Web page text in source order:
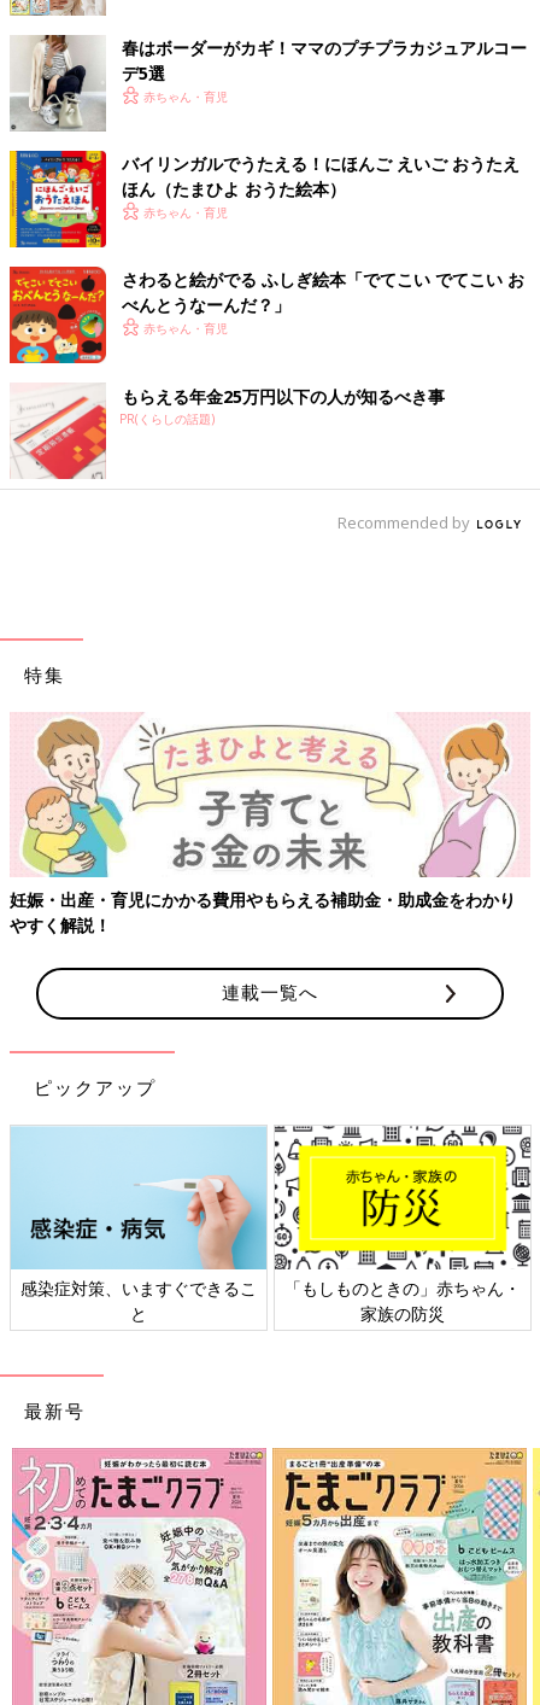
出典：Instagramアカウント「risa_1113_wear」
riSa.さんは大人っぽいラフコーデで。マウンテンパーカーはリッ
プスターでゲット。ロゴTと黒のパンツでシンプルカジュアルに
まとめたそう。モノトーンコーデが好きとのことで、とってもお
似合いです！まだ肌寒い時期にも着られそうなコーデですね。
ピンクカラーで親子リンクコーデ
Annaさんはこちらの春らしいカジュアルコーデを。ユニクロの
コットンロングシャツテールTとナイキのシューズが春らしく爽
デ、とっても素敵です！
脱ぎ履きラクラク♪たまひよgrammerた
ちの#お気に入りのシューズ
脱ぎ履きラクラク♪たまひよgrammerたちの#
お気に入りのシューズ 外出自粛が続き気軽にお
出かけができない昨今ですが、必要最低限のお
買い物のときぐらいはおしゃれを楽しみたいで
すよね。今回はたまひよgrammer たちの#お気
に入りのシューズをご紹介します。妊娠中・子
育て中、どちらの方が見ても参考になるアイテ
ママのカジュアル公園コーデはどれもオシャレで素敵でしたね。
シンプルな組み合わせだったので気軽にマネしやすいところもポ
どたくさんお出かけしてみてくださいね。
(文・水川ちさ)
※記事内容でご紹介している投稿、リンク先は、削除される場合
があります。あらかじめご了承ください。
※記事の内容は記載当時の情報であり、現在と異なる場合があり
ます。
春はボーダーがカギ！ママのプチプラカジュアルコー
デ5選
赤ちゃん・育児
バイリンガルでうたえる！にほんご えいご おうたえ
ほん（たまひよ おうた絵本）
赤ちゃん・育児
さわると絵がでる ふしぎ絵本「でてこい でてこい お
べんとうなーんだ？」
赤ちゃん・育児
もらえる年金25万円以下の人が知るべき事
PR(くらしの話題)
Recommended by
特集
妊娠・出産・育児にかかる費用やもらえる補助金・助成金をわかり
やすく解説！
連載一覧へ
ピックアップ
感染症対策、いますぐできるこ
と
「もしものときの」赤ちゃん・
家族の防災
最新号